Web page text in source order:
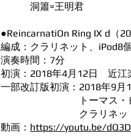
洞簫=王明君
●ReincarnatiOn Ring IX d（
編成：クラリネット、iPod8
演奏時間：7分
初演：2018年4月12日 近江
一部改訂版初演：2018年9
トーマス・ピアシ
クラリネット
動画： https://youtu.be/